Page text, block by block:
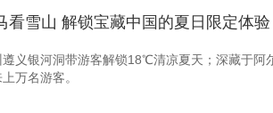
看雪山 解锁宝藏中国的夏日限定体验
义银河洞带游客解锁18℃清凉夏天；深藏于阿
万名游客。